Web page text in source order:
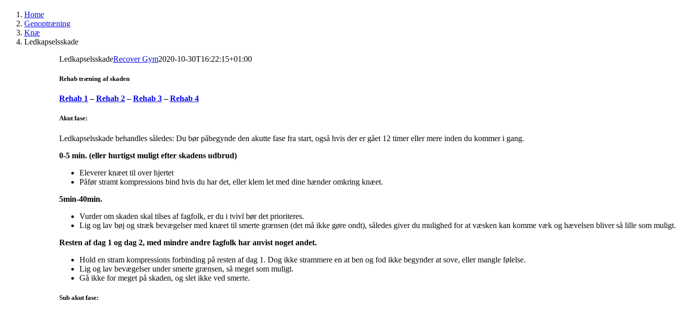
Home
Genoptræning
Knæ
Ledkapselsskade
LedkapselsskadeRecover Gym2020-10-30T16:22:15+01:00
Rehab træning af skaden
Rehab 1 –Rehab 2–Rehab 3–Rehab 4
Akut fase:
Ledkapselsskade behandles således: Du bør påbegynde den akutte fase fra start, også hvis der er gået 12 timer eller mere inden du kommer i gang.
0-5 min. (eller hurtigst muligt efter skadens udbrud)
Eleverer knæet til over hjertet
Påfør stramt kompressions bind hvis du har det, eller klem let med dine hænder omkring knæet.
5min-40min.
Vurder om skaden skal tilses af fagfolk, er du i tvivl bør det prioriteres.
Lig og lav bøj og stræk bevægelser med knæet til smerte grænsen (det må ikke gøre ondt), således giver du mulighed for at væsken kan komme væk og hævelsen bliver så lille som muligt.
Resten af dag 1 og dag 2, med mindre andre fagfolk har anvist noget andet.
Hold en stram kompressions forbinding på resten af dag 1. Dog ikke strammere en at ben og fod ikke begynder at sove, eller mangle følelse.
Lig og lav bevægelser under smerte grænsen, så meget som muligt.
Gå ikke for meget på skaden, og slet ikke ved smerte.
Sub akut fase: